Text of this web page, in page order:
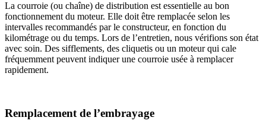
La courroie (ou chaîne) de distribution est essentielle au bon
fonctionnement du moteur. Elle doit être remplacée selon les
intervalles recommandés par le constructeur, en fonction du
kilométrage ou du temps. Lors de l’entretien, nous vérifions son état
avec soin. Des sifflements, des cliquetis ou un moteur qui cale
fréquemment peuvent indiquer une courroie usée à remplacer
rapidement.
Remplacement de l’embrayage